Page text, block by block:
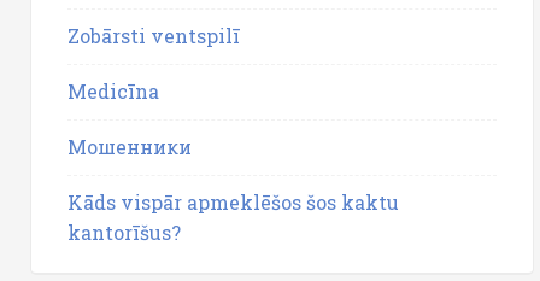
Zobārsti ventspilī
Medicīna
Мошенники
Kāds vispār apmeklēšos šos kaktu
kantorīšus?